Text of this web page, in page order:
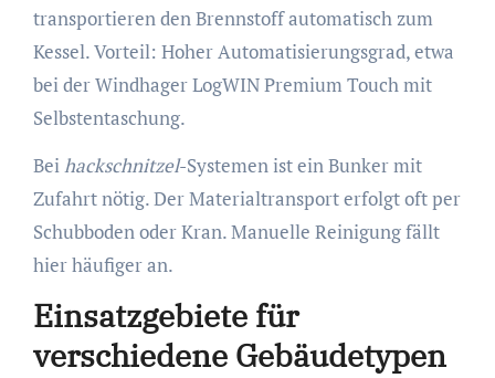
transportieren den Brennstoff automatisch zum
Kessel. Vorteil: Hoher Automatisierungsgrad, etwa
bei der Windhager LogWIN Premium Touch mit
Selbstentaschung.
Beihackschnitzel-Systemen ist ein Bunker mit
Zufahrt nötig. Der Materialtransport erfolgt oft per
Schubboden oder Kran. Manuelle Reinigung fällt
hier häufiger an.
Einsatzgebiete für
verschiedene Gebäudetypen